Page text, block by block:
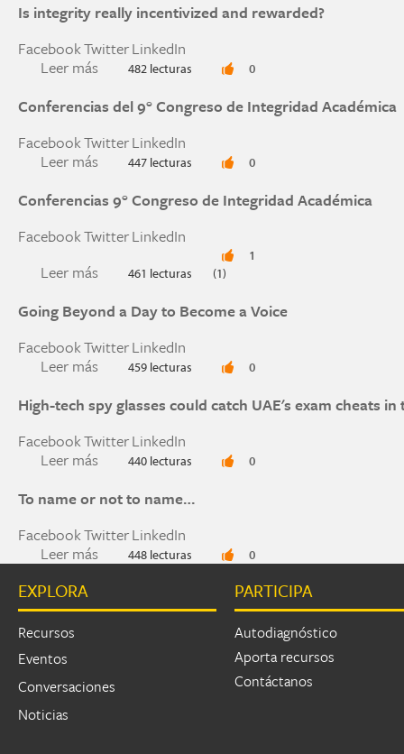
Is integrity really incentivized and rewarded?
FacebookTwitterLinkedIn
Leer más sobre Is integrity really incentivized and
482 lecturas 0
Conferencias del 9° Congreso de Integridad Académica
FacebookTwitterLinkedIn
Leer más sobre Conferencias del 9° Congreso de
447 lecturas 0
Conferencias 9° Congreso de Integridad Académica
FacebookTwitterLinkedIn
Leer más sobre Conferencias 9° Congreso de Integridad
461 lecturas
1
(1)
Going Beyond a Day to Become a Voice
FacebookTwitterLinkedIn
Leer más sobre Going Beyond a Day to Become a Voice
459 lecturas 0
High-tech spy glasses could catch UAE's exam cheats
FacebookTwitterLinkedIn
Leer más sobre High-tech spy glasses could catch
440 lecturas 0
To name or not to name…
FacebookTwitterLinkedIn
Leer más sobre To name or not to name…
448 lecturas 0
Páginas
EXPLORA
Recursos
Eventos
Conversaciones
Noticias
PARTICIPA
Autodiagnóstico
Aporta recursos
Contáctanos